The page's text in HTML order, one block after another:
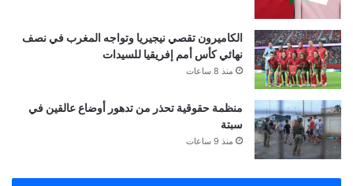
الكاميرون تقصي نيجيريا وتواجه المغرب في نصف
نهائي كأس أمم إفريقيا للسيدات
منذ 8 ساعات
منظمة حقوقية تحذر من تدهور أوضاع عالقين في
سبتة
منذ 9 ساعات